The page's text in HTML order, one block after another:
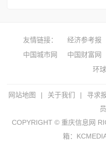
友情链接： 经济参考报
中国城市网
中国财富网
环
网站地图 | 关于我们 | 寻求
COPYRIGHT © 重庆信息网
箱：